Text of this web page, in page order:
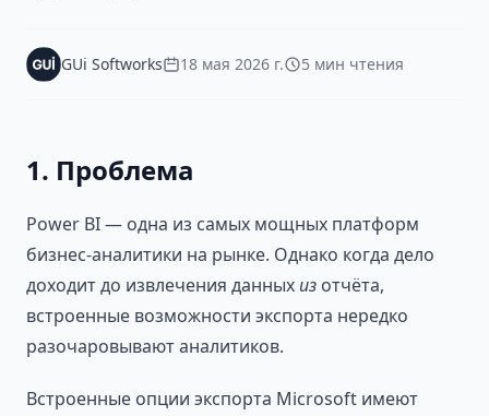
GUi Softworks 18 мая 2026 г. 5 мин чтения
1. Проблема
Power BI — одна из самых мощных платформ
бизнес-аналитики на рынке. Однако когда дело
доходит до извлечения данных из отчёта,
встроенные возможности экспорта нередко
разочаровывают аналитиков.
Встроенные опции экспорта Microsoft имеют